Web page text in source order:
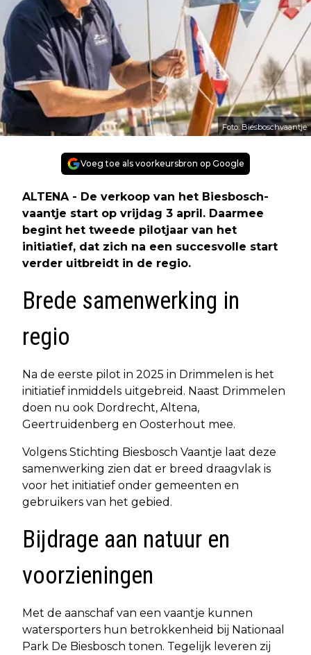
Foto: Biesboschvaantje
Voeg toe als voorkeursbron op Google
ALTENA - De verkoop van het Biesbosch-
vaantje start op vrijdag 3 april. Daarmee
begint het tweede pilotjaar van het
initiatief, dat zich na een succesvolle start
verder uitbreidt in de regio.
Brede samenwerking in
regio
Na de eerste pilot in 2025 in Drimmelen is het
initiatief inmiddels uitgebreid. Naast Drimmelen
doen nu ook Dordrecht, Altena,
Geertruidenberg en Oosterhout mee.
Volgens Stichting Biesbosch Vaantje laat deze
samenwerking zien dat er breed draagvlak is
voor het initiatief onder gemeenten en
gebruikers van het gebied.
Bijdrage aan natuur en
voorzieningen
Met de aanschaf van een vaantje kunnen
watersporters hun betrokkenheid bij Nationaal
Park De Biesbosch tonen. Tegelijk leveren zij